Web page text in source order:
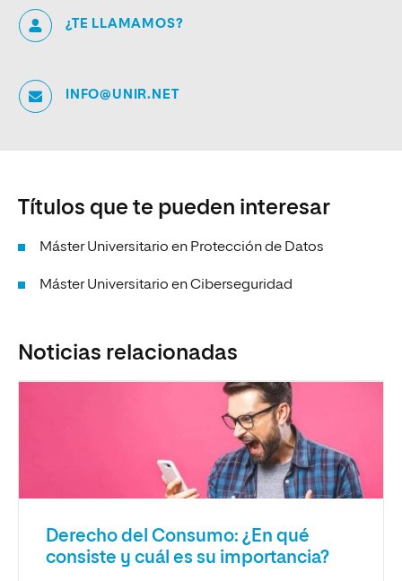
¿TE LLAMAMOS?
INFO@UNIR.NET
Títulos que te pueden interesar
Máster Universitario en Protección de Datos
Máster Universitario en Ciberseguridad
Noticias relacionadas
Derecho del Consumo: ¿En qué
consiste y cuál es su importancia?